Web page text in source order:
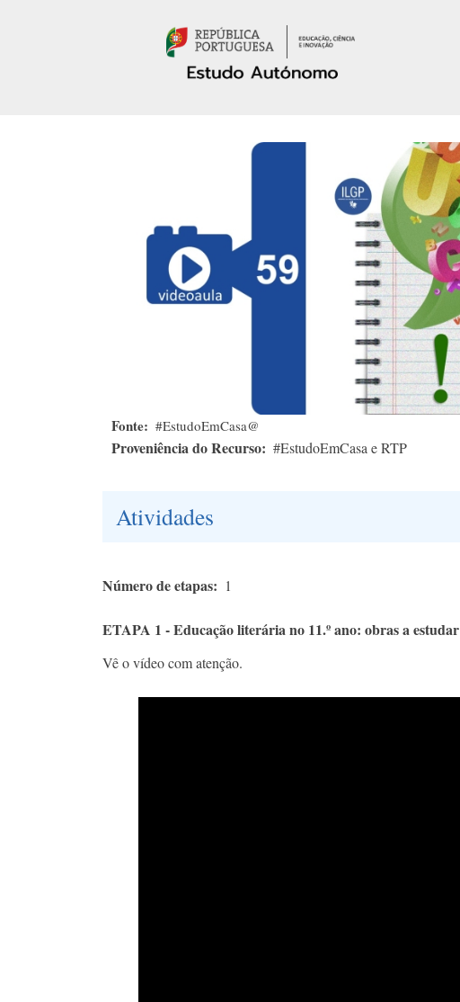
Fonte #EstudoEmCasa@
Proveniência do Recurso #EstudoEmCasa e RTP
Atividades
Número de etapas 1
ETAPA 1 - Educação literária no 11.º ano: obras a estudar
Vê o vídeo com atenção.